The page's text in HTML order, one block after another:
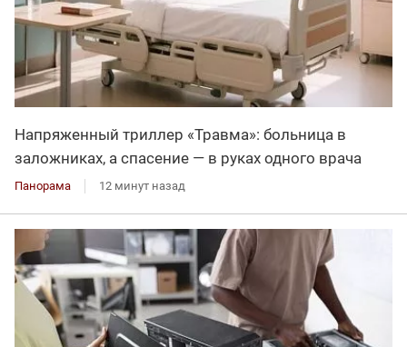
Напряженный триллер «Травма»: больница в
заложниках, а спасение — в руках одного врача
Панорама 12 минут назад